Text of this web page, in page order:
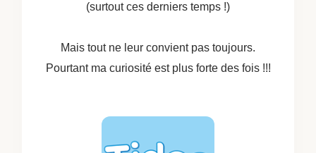
(surtout ces derniers temps !)
Mais tout ne leur convient pas toujours.
Pourtant ma curiosité est plus forte des fois !!!